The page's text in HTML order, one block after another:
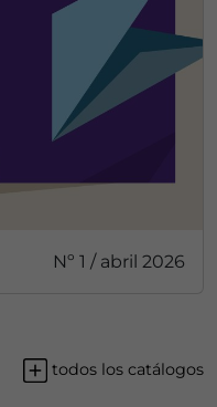
Nº 1 / abril 2026
todos los catálogos